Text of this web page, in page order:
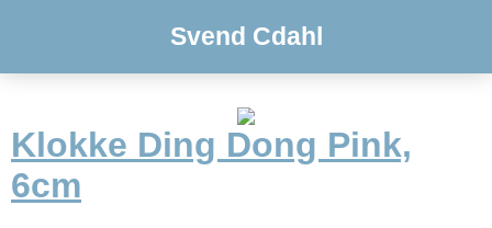
Svend Cdahl
Klokke Ding Dong Pink,
6cm